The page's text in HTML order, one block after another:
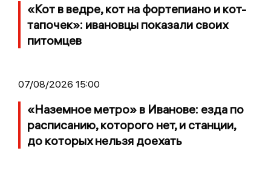
«Кот в ведре, кот на фортепиано и кот-
тапочек»: ивановцы показали своих
питомцев
07/08/2026 15:00
«Наземное метро» в Иванове: езда по
расписанию, которого нет, и станции,
до которых нельзя доехать